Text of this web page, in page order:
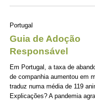
Portugal
Guia de Adoção
Responsável
Em Portugal, a taxa de
de companhia aumentou em
traduz numa média de 119
Explicações? A pandemia